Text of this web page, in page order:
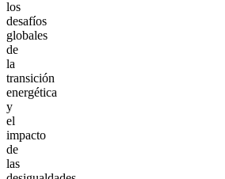
los
desafíos
globales
de
la
transición
energética
y
el
impacto
de
las